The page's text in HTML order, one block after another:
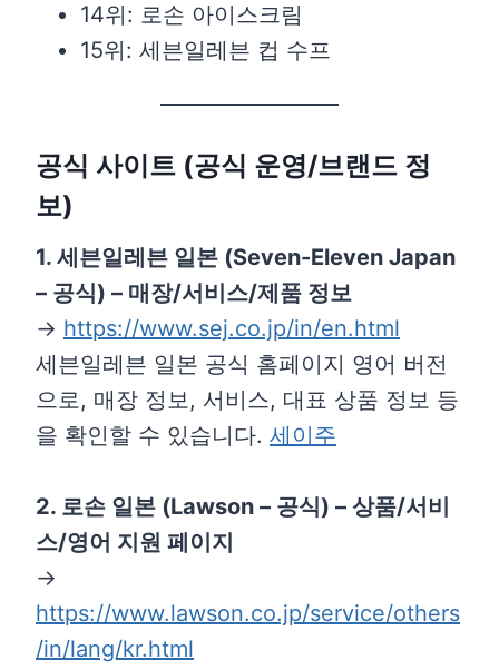
14위: 로손 아이스크림
15위: 세븐일레븐 컵 수프
공식 사이트 (공식 운영/브랜드 정
보)
1. 세븐일레븐 일본 (Seven-Eleven Japan
– 공식) – 매장/서비스/제품 정보
→ https://www.sej.co.jp/in/en.html
세븐일레븐 일본 공식 홈페이지 영어 버전
으로, 매장 정보, 서비스, 대표 상품 정보 등
을 확인할 수 있습니다. 세이주
2. 로손 일본 (Lawson – 공식) – 상품/서비
스/영어 지원 페이지
→
https://www.lawson.co.jp/service/others
/in/lang/kr.html